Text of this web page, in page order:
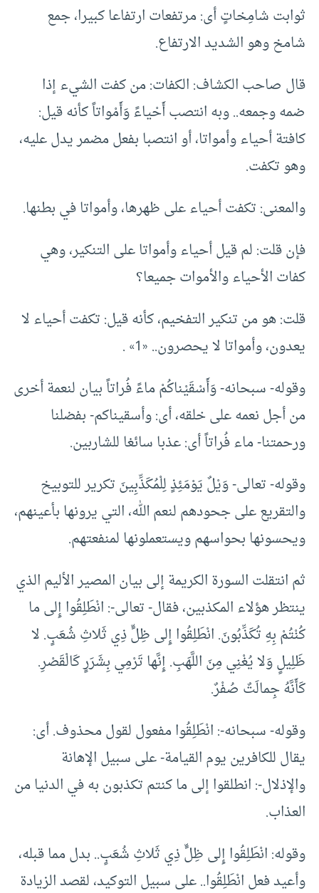
ثوابت شامِخاتٍ أى: مرتفعات ارتفاعا كبيرا، جمع
شامخ وهو الشديد الارتفاع.
قال صاحب الكشاف: الكفات: من كفت الشيء إذا
ضمه وجمعه.. وبه انتصب أَحْياءً وَأَمْواتاً كأنه قيل:
كافتة أحياء وأمواتا، أو انتصبا بفعل مضمر يدل عليه،
وهو تكفت.
والمعنى: تكفت أحياء على ظهرها، وأمواتا في بطنها.
فإن قلت: لم قيل أحياء وأمواتا على التنكير، وهي
كفات الأحياء والأموات جميعا؟
قلت: هو من تنكير التفخيم، كأنه قيل: تكفت أحياء لا
يعدون، وأمواتا لا يحصرون.. «1» .
وقوله- سبحانه- وَأَسْقَيْناكُمْ ماءً فُراتاً بيان لنعمة أخرى
من أجل نعمه على خلقه، أى: وأسقيناكم- بفضلنا
ورحمتنا- ماء فُراتاً أى: عذبا سائغا للشاربين.
وقوله- تعالى- وَيْلٌ يَوْمَئِذٍ لِلْمُكَذِّبِينَ تكرير للتوبيخ
والتقريع على جحودهم لنعم الله، التي يرونها بأعينهم،
ويحسونها بحواسهم ويستعملونها لمنفعتهم.
ثم انتقلت السورة الكريمة إلى بيان المصير الأليم الذي
ينتظر هؤلاء المكذبين، فقال- تعالى-: انْطَلِقُوا إِلى ما
كُنْتُمْ بِهِ تُكَذِّبُونَ. انْطَلِقُوا إِلى ظِلٍّ ذِي ثَلاثِ شُعَبٍ. لا
ظَلِيلٍ وَلا يُغْنِي مِنَ اللَّهَبِ. إِنَّها تَرْمِي بِشَرَرٍ كَالْقَصْرِ.
كَأَنَّهُ جِمالَتٌ صُفْرٌ.
وقوله- سبحانه-: انْطَلِقُوا مفعول لقول محذوف. أى:
يقال للكافرين يوم القيامة- على سبيل الإهانة
والإذلال-: انطلقوا إلى ما كنتم تكذبون به في الدنيا من
العذاب.
وقوله: انْطَلِقُوا إِلى ظِلٍّ ذِي ثَلاثِ شُعَبٍ.. بدل مما قبله،
وأعيد فعل انْطَلِقُوا.. على سبيل التوكيد، لقصد الزيادة